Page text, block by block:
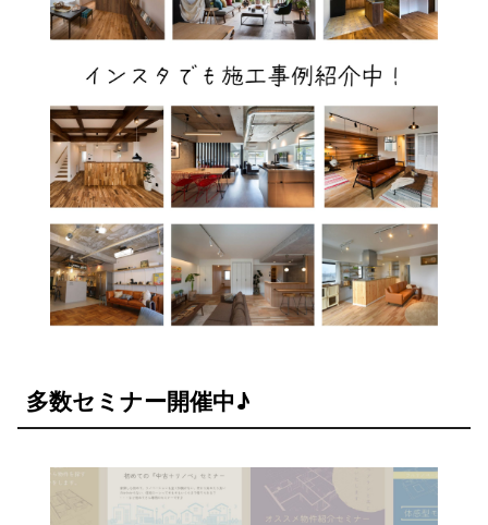
多数セミナー開催中♪